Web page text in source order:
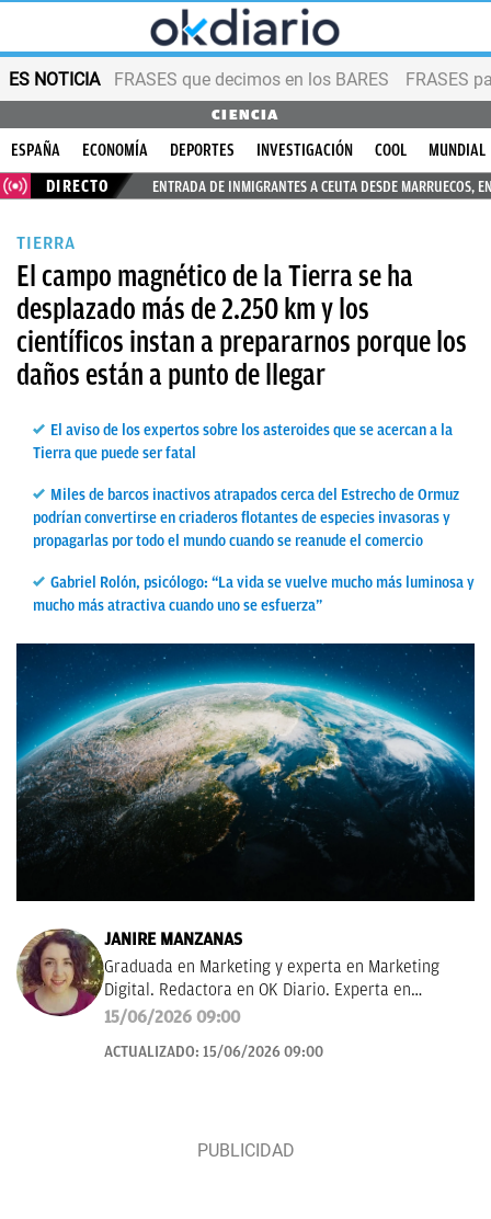
ES NOTICIA FRASES que decimos en los BARES FRASES
CIENCIA
ESPAÑA ECONOMÍA DEPORTES INVESTIGACIÓN COOL
MUNDIAL
DIRECTO
ENTRADA DE INMIGRANTES A CEUTA DESDE MARRUECOS,
TIERRA
El campo magnético de la Tierra se ha
desplazado más de 2.250 km y los
científicos instan a prepararnos porque los
daños están a punto de llegar
El aviso de los expertos sobre los asteroides que se acercan a la
Tierra que puede ser fatal
Miles de barcos inactivos atrapados cerca del Estrecho de Ormuz
podrían convertirse en criaderos flotantes de especies invasoras y
propagarlas por todo el mundo cuando se reanude el comercio
Gabriel Rolón, psicólogo: “La vida se vuelve mucho más luminosa y
mucho más atractiva cuando uno se esfuerza”
JANIRE MANZANAS
Graduada en Marketing y experta en Marketing
Digital. Redactora en OK Diario. Experta en
curiosidades, mascotas, consumo y Lotería de
15/06/2026 09:00
ACTUALIZADO: 15/06/2026 09:00